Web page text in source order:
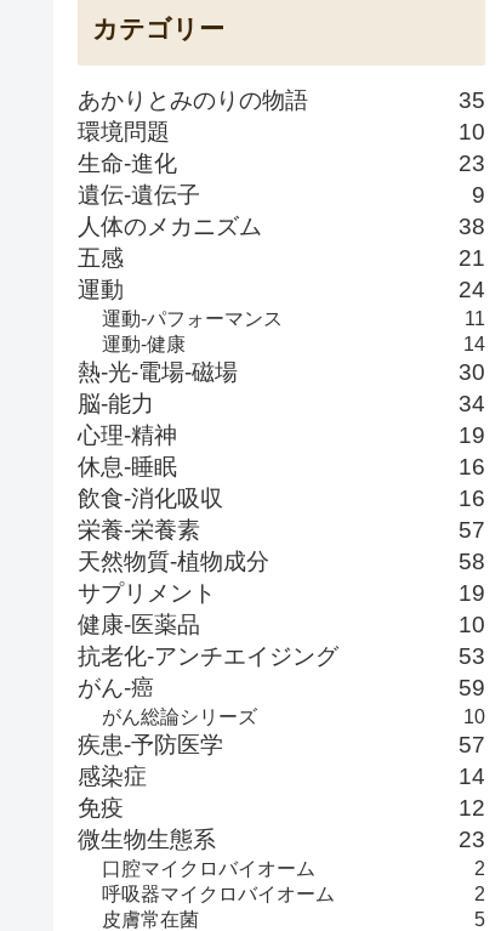
カテゴリー
あかりとみのりの物語
35
環境問題
10
生命-進化
23
遺伝-遺伝子
9
人体のメカニズム
38
五感
21
運動
24
運動-パフォーマンス
11
運動-健康
14
熱-光-電場-磁場
30
脳-能力
34
心理-精神
19
休息-睡眠
16
飲食-消化吸収
16
栄養-栄養素
57
天然物質-植物成分
58
サプリメント
19
健康-医薬品
10
抗老化-アンチエイジング
53
がん-癌
59
がん総論シリーズ 10
疾患-予防医学
57
感染症
14
免疫
12
微生物生態系
23
口腔マイクロバイオーム
2
呼吸器マイクロバイオーム
2
皮膚常在菌
5